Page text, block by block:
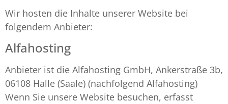
Wir hosten die Inhalte unserer Website bei
folgendem Anbieter:
Alfahosting
Anbieter ist die Alfahosting GmbH, Ankerstraße 3b,
06108 Halle (Saale) (nachfolgend Alfahosting)
Wenn Sie unsere Website besuchen, erfasst